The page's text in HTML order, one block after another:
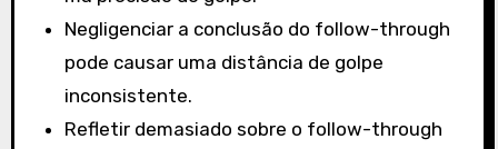
Negligenciar a conclusão do follow-through
pode causar uma distância de golpe
inconsistente.
Refletir demasiado sobre o follow-through